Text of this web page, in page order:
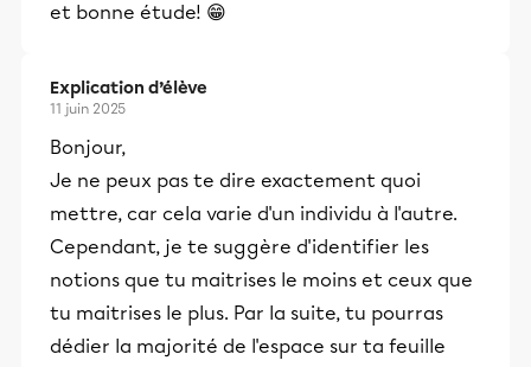
et bonne étude! 😁
Explication d’élève
11 juin 2025
Bonjour,
Je ne peux pas te dire exactement quoi
mettre, car cela varie d'un individu à l'autre.
Cependant, je te suggère d'identifier les
notions que tu maitrises le moins et ceux que
tu maitrises le plus. Par la suite, tu pourras
dédier la majorité de l'espace sur ta feuille